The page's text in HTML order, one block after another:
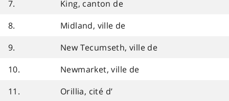
7.
King, canton de
8.
Midland, ville de
9.
New Tecumseth, ville de
10.
Newmarket, ville de
11.
Orillia, cité d’